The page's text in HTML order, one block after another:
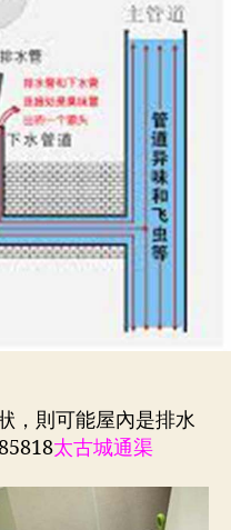
，則可能屋內是排水
太古城通渠